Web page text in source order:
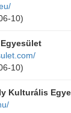
10)
10)
Kulturális